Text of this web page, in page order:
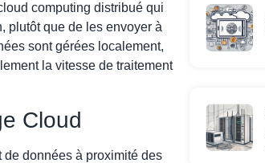
computing distribué qui
plutôt que de les envoyer à
sont gérées localement,
la vitesse de traitement
Cloud
données à proximité des